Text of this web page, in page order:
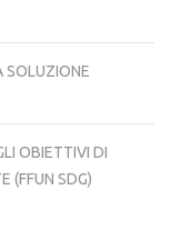
SOLUZIONE
OBIETTIVI DI
(FFUN SDG)